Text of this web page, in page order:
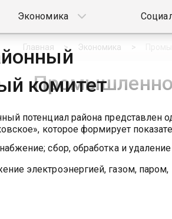
Экономика
комитет
Главная Экономика
потенциал района представлен
которое формирует
сбор, обработка и
электроэнергией, газом, паром,